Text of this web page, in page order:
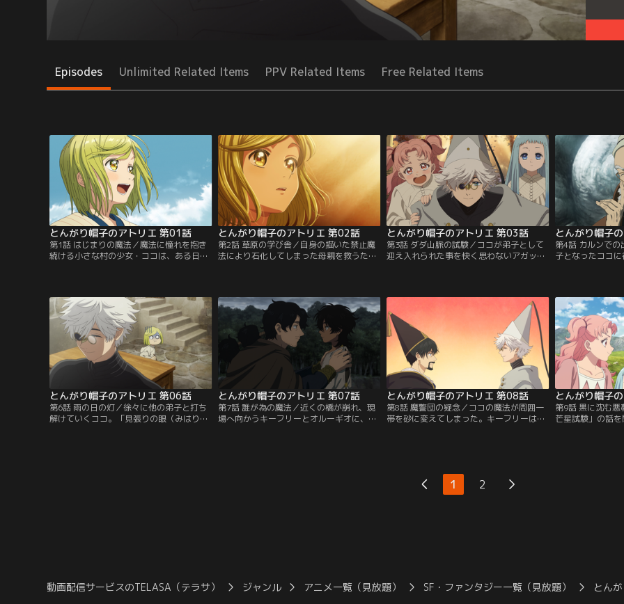
Episodes Unlimited Related Items PPV Related Items Free Related Items
とんがり帽子のアトリエ 第01話
第1話 はじまりの魔法／魔法に憧れを抱き
続ける小さな村の少女・ココは、ある日、
とんがり帽子のアトリエ 第02話
第2話 草原の学び舎／自身の描いた禁止魔
法により石化してしまった母親を救うた
なった。魔法使いになるための修行を始め
るために訪れた学び舎であるアトリエで、
同じくキーフリーの弟子である少女たち・
アガット、テティア、リチェと出会う。
とんがり帽子のアトリエ 第03話
第3話 ダダ山脈の試験／ココが弟子として
迎え入れられた事を快く思わないアガット
とんがり帽子
第4話 カルンで
子となったココ
る。しかしその
の”つばあり帽の
ココは、咄嗟に
が……。
とんがり帽子のアトリエ 第06話
第6話 雨の日の灯／徐々に他の弟子と打ち
解けていくココ。「見張りの眼（みはりの
とんがり帽子のアトリエ 第07話
第7話 誰が為の魔法／近くの橋が崩れ、現
場へ向かうキーフリーとオルーギオに、魔
とんがり帽子のアトリエ 第08話
第8話 魔警団の疑念／ココの魔法が周囲一
帯を砂に変えてしまった。キーフリーは、
とんがり帽子
第9話 黒に沈む
芒星試験」の話
1 2
動画配信サービスのTELASA（テラサ） ジャンル アニメ一覧（見放題） SF・ファンタジー一覧（見放題） とん